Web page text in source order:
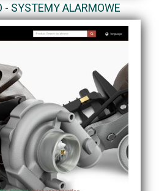
- SYSTEMY ALARMOWE